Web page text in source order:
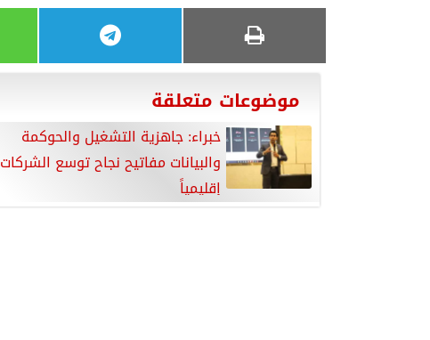
موضوعات متعلقة
خبراء: جاهزية التشغيل والحوكمة
والبيانات مفاتيح نجاح توسع الشركات
إقليمياً